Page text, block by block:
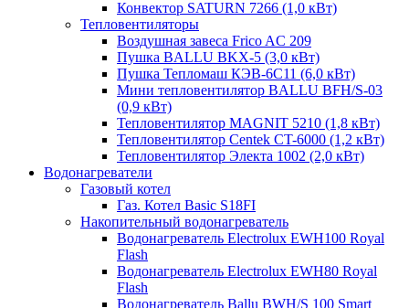
Конвектор SATURN 7266 (1,0 кВт)
Тепловентиляторы
Воздушная завеса Frico AC 209
Пушка BALLU BKX-5 (3,0 кВт)
Пушка Тепломаш КЭВ-6С11 (6,0 кВт)
Мини тепловентилятор BALLU BFH/S-03
(0,9 кВт)
Тепловентилятор MAGNIT 5210 (1,8 кВт)
Тепловентилятор Centek CT-6000 (1,2 кВт)
Тепловентилятор Электа 1002 (2,0 кВт)
Водонагреватели
Газовый котел
Газ. Котел Basic S18FI
Накопительный водонагреватель
Водонагреватель Electrolux EWH100 Royal
Flash
Водонагреватель Electrolux EWH80 Royal
Flash
Водонагреватель Ballu BWH/S 100 Smart